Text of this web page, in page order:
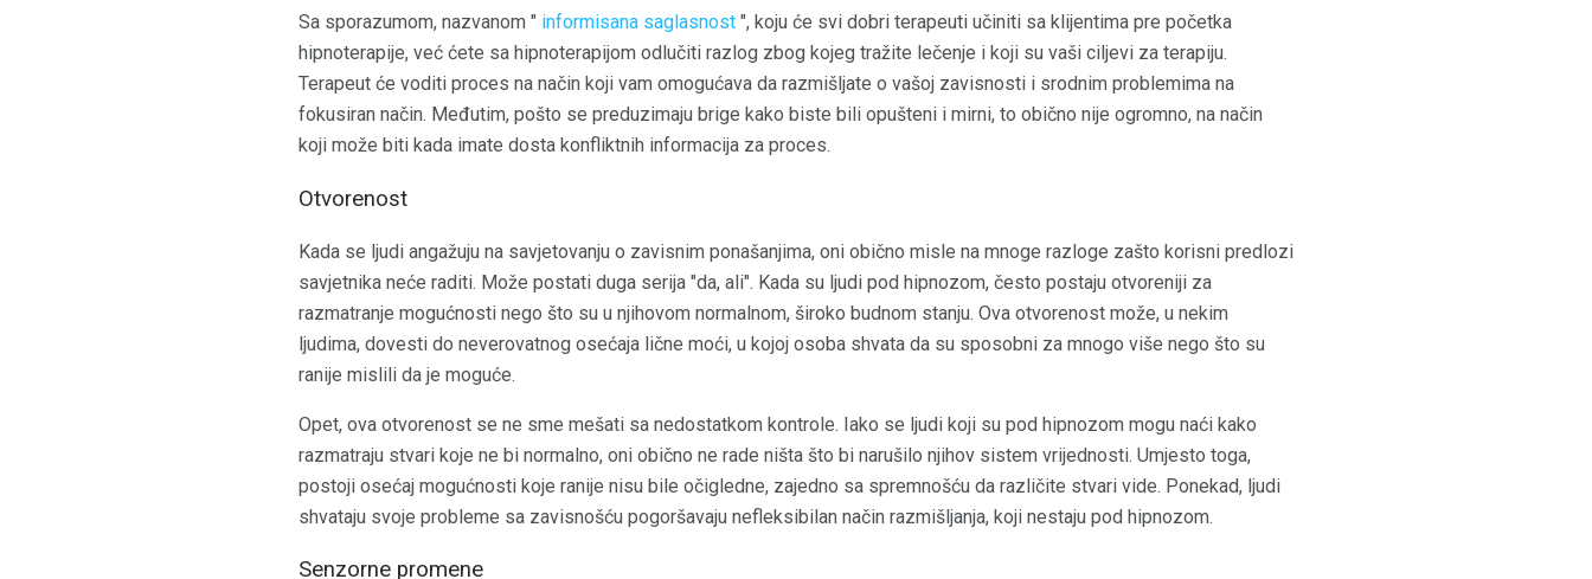
Sa sporazumom, nazvanom " informisana saglasnost ", koju će svi dobri terapeuti učiniti sa klijentima pre početka
hipnoterapije, već ćete sa hipnoterapijom odlučiti razlog zbog kojeg tražite lečenje i koji su vaši ciljevi za terapiju.
Terapeut će voditi proces na način koji vam omogućava da razmišljate o vašoj zavisnosti i srodnim problemima na
fokusiran način. Međutim, pošto se preduzimaju brige kako biste bili opušteni i mirni, to obično nije ogromno, na način
koji može biti kada imate dosta konfliktnih informacija za proces.
Otvorenost
Kada se ljudi angažuju na savjetovanju o zavisnim ponašanjima, oni obično misle na mnoge razloge zašto korisni predlozi
savjetnika neće raditi. Može postati duga serija "da, ali". Kada su ljudi pod hipnozom, često postaju otvoreniji za
razmatranje mogućnosti nego što su u njihovom normalnom, široko budnom stanju. Ova otvorenost može, u nekim
ljudima, dovesti do neverovatnog osećaja lične moći, u kojoj osoba shvata da su sposobni za mnogo više nego što su
ranije mislili da je moguće.
Opet, ova otvorenost se ne sme mešati sa nedostatkom kontrole. Iako se ljudi koji su pod hipnozom mogu naći kako
razmatraju stvari koje ne bi normalno, oni obično ne rade ništa što bi narušilo njihov sistem vrijednosti. Umjesto toga,
postoji osećaj mogućnosti koje ranije nisu bile očigledne, zajedno sa spremnošću da različite stvari vide. Ponekad, ljudi
shvataju svoje probleme sa zavisnošću pogoršavaju nefleksibilan način razmišljanja, koji nestaju pod hipnozom.
Senzorne promene